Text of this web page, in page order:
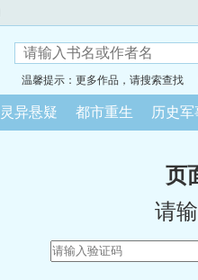
温馨提示：更多作品，请搜索查找
灵异悬疑 都市重生 历史军
页
请